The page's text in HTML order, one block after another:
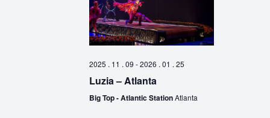
vues
Évènements
2025 . 11 . 09 -2026 . 01 . 25
Luzia – Atlanta
Big Top - Atlantic StationAtlanta